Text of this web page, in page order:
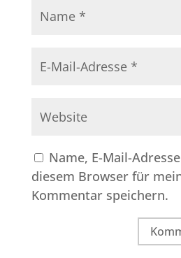
Name, E-Mail-
diesem Browser für
Kommentar speichern.